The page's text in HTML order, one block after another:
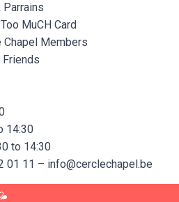
Parrains
MuCH Card
Chapel Members
Friends
14:30
to 14:30
01 11 – info@cerclechapel.be